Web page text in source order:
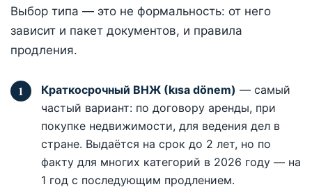
Выбор типа — это не формальность: от него
зависит и пакет документов, и правила
продления.
Краткосрочный ВНЖ (kısa dönem) — самый
частый вариант: по договору аренды, при
покупке недвижимости, для ведения дел в
стране. Выдаётся на срок до 2 лет, но по
факту для многих категорий в 2026 году — на
1 год с последующим продлением.